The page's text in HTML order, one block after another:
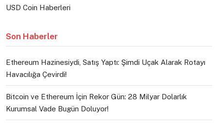
USD Coin Haberleri
Son Haberler
Ethereum Hazinesiydi, Satış Yaptı: Şimdi Uçak Alarak Rotayı
Havacılığa Çevirdi!
Bitcoin ve Ethereum İçin Rekor Gün: 28 Milyar Dolarlık
Kurumsal Vade Bugün Doluyor!